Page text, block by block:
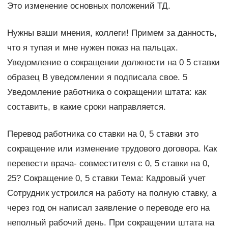
Это изменение основных положений ТД.
Нужны ваши мнения, коллеги! Примем за данность,
что я тупая и мне нужен показ на пальцах.
Уведомление о сокращении должности на 0 5 ставки
образец В уведомлении я подписала свое. 5
Уведомление работника о сокращении штата: как
составить, в какие сроки направляется.
Перевод работника со ставки на 0, 5 ставки это
сокращение или изменение трудового договора. Как
перевести врача- совместителя с 0, 5 ставки на 0,
25? Сокращение 0, 5 ставки Тема: Кадровый учет
Сотрудник устроился на работу на полную ставку, а
через год он написал заявление о переводе его на
неполный рабочий день. При сокращении штата на